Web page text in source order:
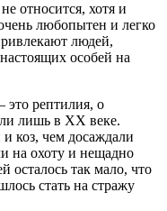
относится, хотя и
любопытен и легко
людей,
особей на
рептилия, о
лишь в XX веке.
коз, чем досаждали
на охоту и нещадно
осталось так мало, что
стать на стражу